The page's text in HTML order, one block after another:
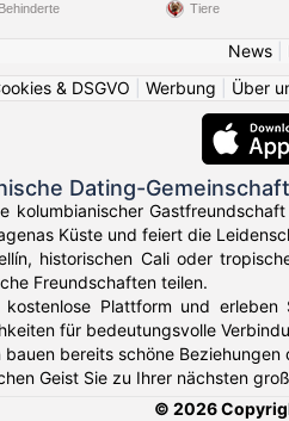
Behinderte Tiere
News|
& DSGVO
Werbung Über
Dating-
kolumbianischer
Küste und feiert die
historischen Cali oder
Freundschaften teilen.
Plattform und
für bedeutungsvolle
bauen bereits schöne
Geist Sie zu Ihrer nächsten
© 2026